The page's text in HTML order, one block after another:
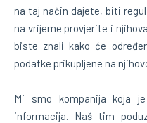
na taj način dajete, biti
na vrijeme provjerite i
biste znali kako će
podatke prikupljene na
Mi smo kompanija koja
informacija. Naš tim